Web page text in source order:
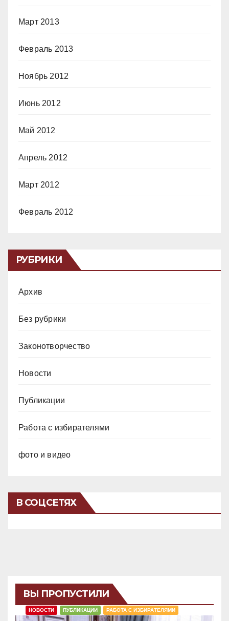
Март 2013
Февраль 2013
Ноябрь 2012
Июнь 2012
Май 2012
Апрель 2012
Март 2012
Февраль 2012
РУБРИКИ
Архив
Без рубрики
Законотворчество
Новости
Публикации
Работа с избирателями
фото и видео
В СОЦСЕТЯХ
ВЫ ПРОПУСТИЛИ
НОВОСТИ ПУБЛИКАЦИИ РАБОТА С ИЗБИРАТЕЛЯМИ